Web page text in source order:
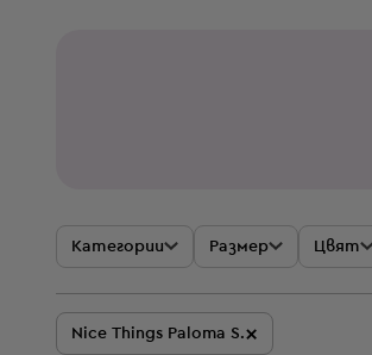
Категории Размер Цвят
Nice Things Paloma S.×